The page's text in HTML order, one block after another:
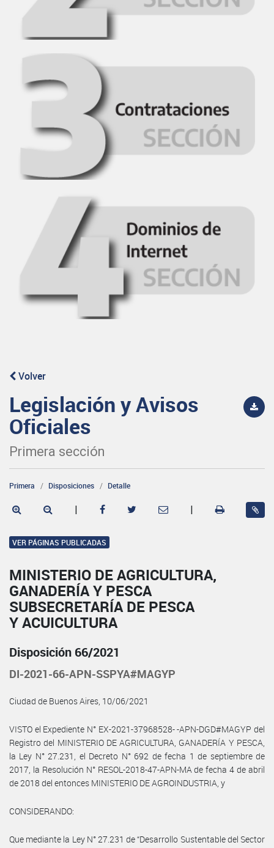
Volver
Legislación y Avisos
Oficiales
Primera sección
Primera Disposiciones Detalle
| |
VER PÁGINAS PUBLICADAS
MINISTERIO DE AGRICULTURA,
GANADERÍA Y PESCA
SUBSECRETARÍA DE PESCA
Y ACUICULTURA
Disposición 66/2021
DI-2021-66-APN-SSPYA#MAGYP
Ciudad de Buenos Aires, 10/06/2021
VISTO el Expediente N° EX-2021-37968528- -APN-DGD#MAGYP del
Registro del MINISTERIO DE AGRICULTURA, GANADERÍA Y PESCA,
la Ley N° 27.231, el Decreto N° 692 de fecha 1 de septiembre de
2017, la Resolución N° RESOL-2018-47-APN-MA de fecha 4 de abril
de 2018 del entonces MINISTERIO DE AGROINDUSTRIA, y
CONSIDERANDO:
Que mediante la Ley N° 27.231 de “Desarrollo Sustentable del Sector